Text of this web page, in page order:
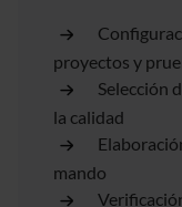
proyectos y
Selección
la calidad
mando